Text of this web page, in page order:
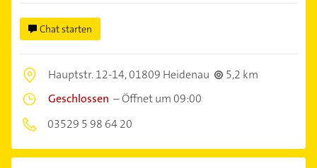
Chat starten
Hauptstr. 12-14,01809 Heidenau
5,2 km
Geschlossen –Öffnet um 09:00
03529 5 98 64 20